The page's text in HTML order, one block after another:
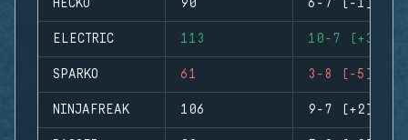
HECKO 90 6-7 (-1)
ELECTRIC 113 10-7 (+3)
SPARKO 61 3-8 (-5)
NINJAFREAK 106 9-7 (+2)